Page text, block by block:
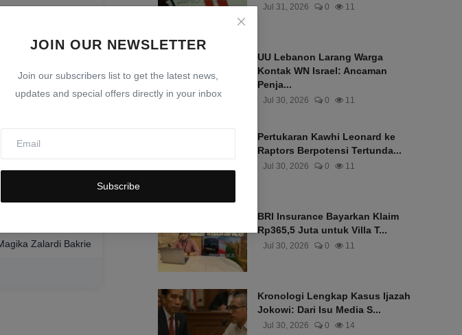
JOIN OUR NEWSLETTER
Join our subscribers list to get the latest news,
updates and special offers directly in your inbox
Subscribe
Zalardi Bakrie
Jul 31, 2026 0 11
UU Lebanon Larang Warga
Kontak WN Israel: Ancaman
Penja...
Jul 30, 2026 0 11
Pertukaran Kawhi Leonard ke
Raptors Berpotensi Tertunda...
Jul 30, 2026 0 11
BRI Insurance Bayarkan Klaim
Rp365,5 Juta untuk Villa T...
Jul 30, 2026 0 11
Kronologi Lengkap Kasus Ijazah
Jokowi: Dari Isu Media S...
Jul 30, 2026 0 14